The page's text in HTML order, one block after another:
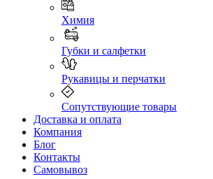
Химия
Губки и салфетки
Рукавицы и перчатки
Сопутствующие товары
Доставка и оплата
Компания
Блог
Контакты
Самовывоз